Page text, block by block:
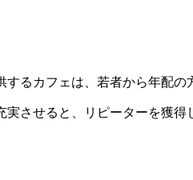
るカフェは、若者から年配の
させると、リピーターを獲得